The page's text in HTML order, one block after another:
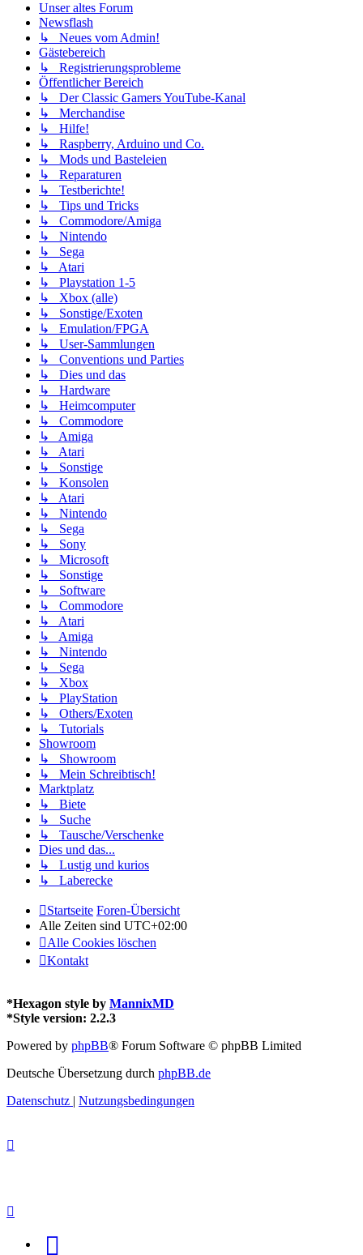
Unser altes Forum
Newsflash
↳ Neues vom Admin!
Gästebereich
↳ Registrierungsprobleme
Öffentlicher Bereich
↳ Der Classic Gamers YouTube-Kanal
↳ Merchandise
↳ Hilfe!
↳ Raspberry, Arduino und Co.
↳ Mods und Basteleien
↳ Reparaturen
↳ Testberichte!
↳ Tips und Tricks
↳ Commodore/Amiga
↳ Nintendo
↳ Sega
↳ Atari
↳ Playstation 1-5
↳ Xbox (alle)
↳ Sonstige/Exoten
↳ Emulation/FPGA
↳ User-Sammlungen
↳ Conventions und Parties
↳ Dies und das
↳ Hardware
↳ Heimcomputer
↳ Commodore
↳ Amiga
↳ Atari
↳ Sonstige
↳ Konsolen
↳ Atari
↳ Nintendo
↳ Sega
↳ Sony
↳ Microsoft
↳ Sonstige
↳ Software
↳ Commodore
↳ Atari
↳ Amiga
↳ Nintendo
↳ Sega
↳ Xbox
↳ PlayStation
↳ Others/Exoten
↳ Tutorials
Showroom
↳ Showroom
↳ Mein Schreibtisch!
Marktplatz
↳ Biete
↳ Suche
↳ Tausche/Verschenke
Dies und das...
↳ Lustig und kurios
↳ Laberecke
Startseite Foren-Übersicht
Alle Zeiten sind UTC+02:00
Alle Cookies löschen
Kontakt
*Hexagon style by MannixMD
*Style version: 2.2.3
Powered by phpBB® Forum Software © phpBB Limited
Deutsche Übersetzung durch phpBB.de
Datenschutz | Nutzungsbedingungen